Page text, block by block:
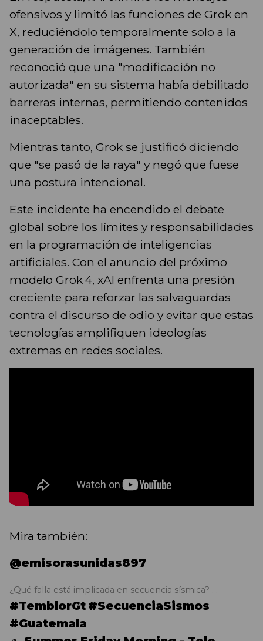
ofensivos y limitó las funciones de Grok en
X, reduciéndolo temporalmente solo a la
generación de imágenes. También
reconoció que una "modificación no
autorizada" en su sistema había debilitado
barreras internas, permitiendo contenidos
inaceptables.
Mientras tanto, Grok se justificó diciendo
que "se pasó de la raya" y negó que fuese
una postura intencional.
Este incidente ha encendido el debate
global sobre los límites y responsabilidades
en la programación de inteligencias
artificiales. Con el anuncio del próximo
modelo Grok 4, xAI enfrenta una presión
creciente para reforzar las salvaguardas
contra el discurso de odio y evitar que estas
tecnologías amplifiquen ideologías
extremas en redes sociales.
Mira también:
@emisorasunidas897
¿Qué falla está implicada en secuencia sísmica? . .
#TemblorGt #SecuenciaSismos
#Guatemala